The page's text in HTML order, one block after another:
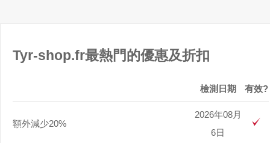
Tyr-shop.fr最熱門的優惠及折扣
檢測日期 有效?
額外減少20%
2026年08月
6日